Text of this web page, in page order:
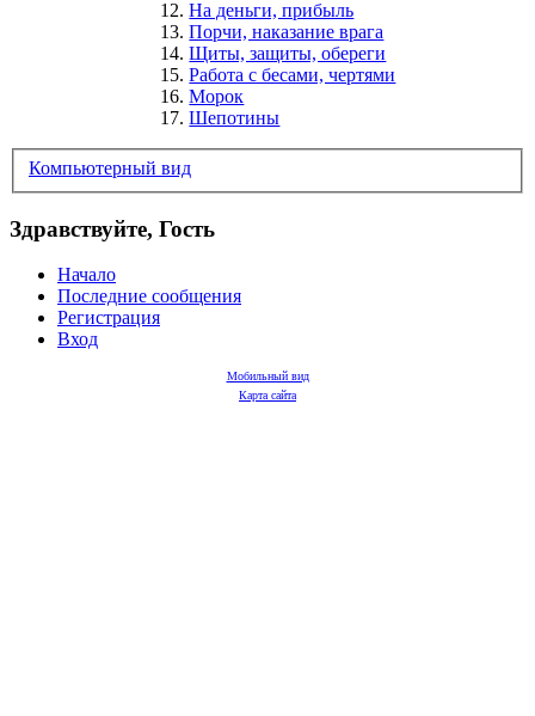
12.На деньги, прибыль
13.Порчи, наказание врага
14.Щиты, защиты, обереги
15.Работа с бесами, чертями
16.Морок
17.Шепотины
Компьютерный вид
Здравствуйте, Гость
Начало
Последние сообщения
Регистрация
Вход
Мобильный вид
Карта сайта